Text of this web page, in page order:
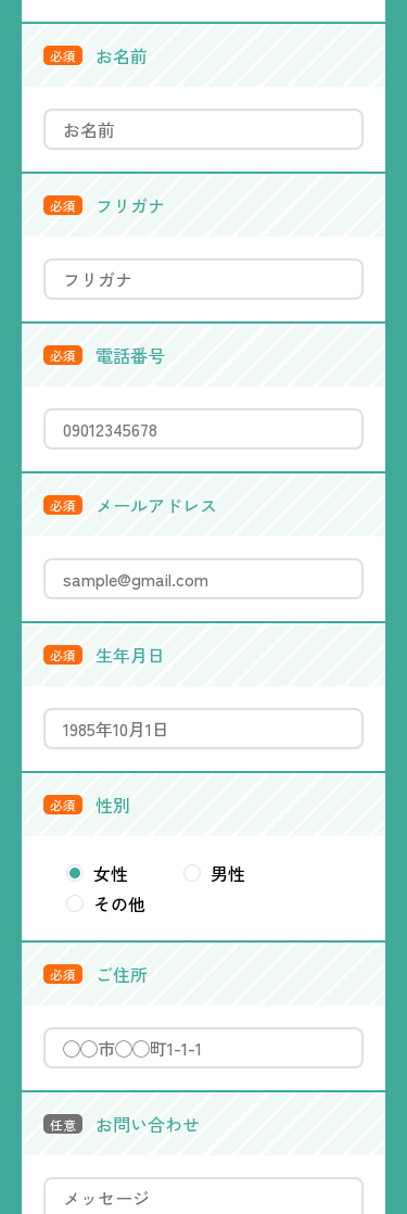
必須 お名前
必須 フリガナ
必須 電話番号
必須 メールアドレス
必須 生年月日
必須 性別
女性
男性
その他
必須 ご住所
任意 お問い合わせ